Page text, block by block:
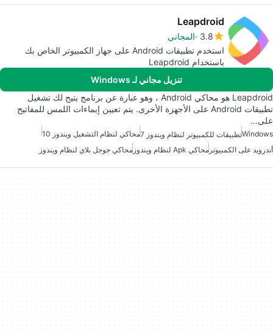
Leapdroid
3.8 المجاني
استخدم تطبيقات Android على جهاز الكمبيوتر الخاص بك
باستخدام Leapdroid
تنزيل مجاني لـ Windows
Leapdroid هو محاكي Android ، وهو عبارة عن برنامج يتيح لك تشغيل
تطبيقات Android على الأجهزة الأخرى. يتم تعيين إيماءات اللمس للمفاتيح
على…
Windowsتطبيقات للكمبيوتر لنظام ويندوز 7
محاكي لنظام التشغيل ويندوز 10
أندرويد على الكمبيوتر محاكي Apk لنظام ويندوز محاكي جوجل بلاي لنظام ويندوز